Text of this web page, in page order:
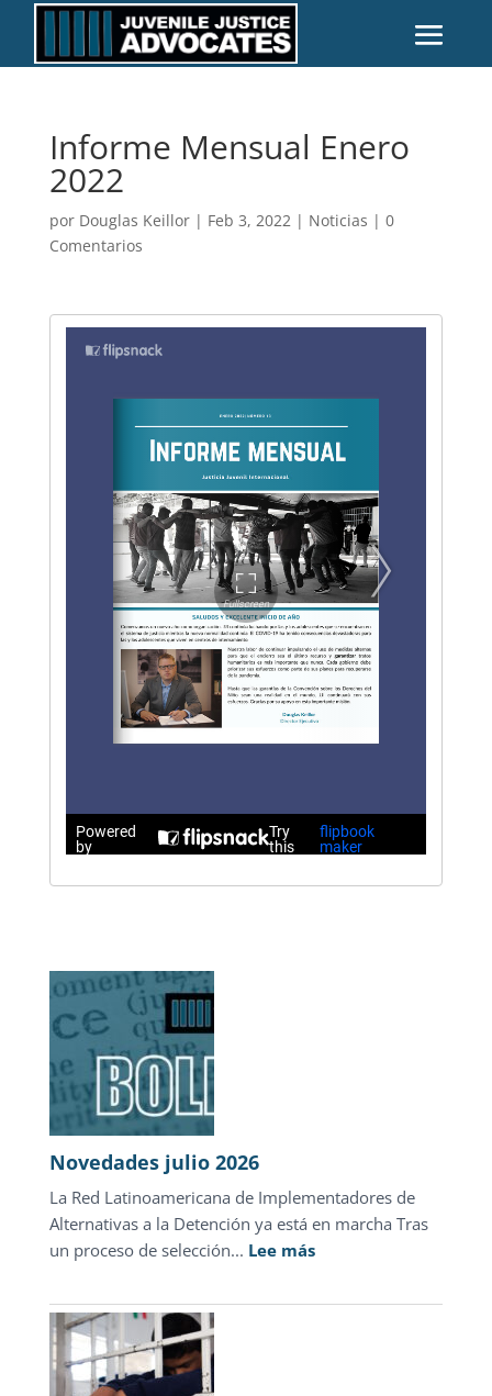
Informe Mensual Enero
2022
por Douglas Keillor| Feb 3, 2022| Noticias | 0
Comentarios
Novedades julio 2026
La Red Latinoamericana de Implementadores de
Alternativas a la Detención ya está en marcha Tras
un proceso de selección... Lee más:
julio